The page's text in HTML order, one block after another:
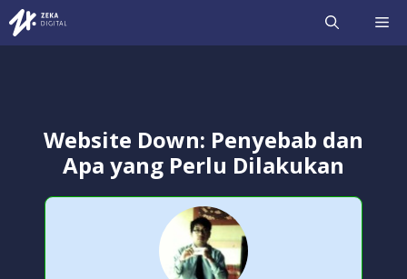
Langsung
ke
Website Down: Penyebab dan
Apa yang Perlu Dilakukan